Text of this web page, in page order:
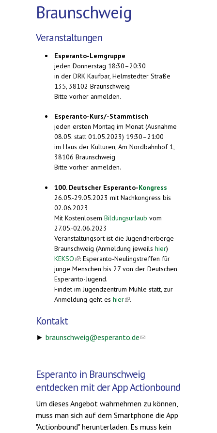
Braunschweig
Veranstaltungen
Esperanto-Lerngruppe
jeden Donnerstag 18:30–20:30
in der DRK Kaufbar, Helmstedter Straße
135, 38102 Braunschweig
Bitte vorher anmelden.
Esperanto-Kurs/-Stammtisch
jeden ersten Montag im Monat (Ausnahme
08.05. statt 01.05.2023) 19:30–21:00
im Haus der Kulturen, Am Nordbahnhof 1,
38106 Braunschweig
Bitte vorher anmelden.
100. Deutscher Esperanto-Kongress
26.05.-29.05.2023 mit Nachkongress bis
02.06.2023
Mit Kostenlosem Bildungsurlaub vom
27.05.-02.06.2023
Veranstaltungsort ist die Jugendherberge
Braunschweig (Anmeldung jeweils hier)
KEKSO(link is external)
: Esperanto-Neulingstreffen für
junge Menschen bis 27 von der Deutschen
Esperanto-Jugend.
Findet im Jugendzentrum Mühle statt, zur
Anmeldung geht es hier(link is external)
.
Kontakt
► braunschweig@esperanto.de(link sends
Esperanto in Braunschweig
entdecken mit der App Actionbound
Um dieses Angebot wahrnehmen zu können,
muss man sich auf dem Smartphone die App
"Actionbound" herunterladen. Es muss kein